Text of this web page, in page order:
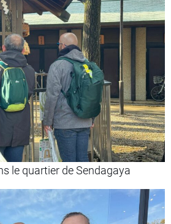
le quartier de Sendagaya